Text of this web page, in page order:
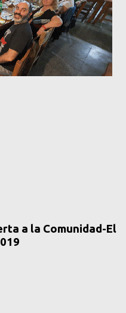
a la Comunidad-El